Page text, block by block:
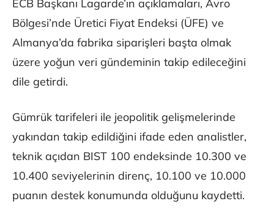
ECB Başkanı Lagarde’ın açıklamaları, Avro
Bölgesi’nde Üretici Fiyat Endeksi (ÜFE) ve
Almanya’da fabrika siparişleri başta olmak
üzere yoğun veri gündeminin takip edileceğini
dile getirdi.
Gümrük tarifeleri ile jeopolitik gelişmelerinde
yakından takip edildiğini ifade eden analistler,
teknik açıdan BIST 100 endeksinde 10.300 ve
10.400 seviyelerinin direnç, 10.100 ve 10.000
puanın destek konumunda olduğunu kaydetti.